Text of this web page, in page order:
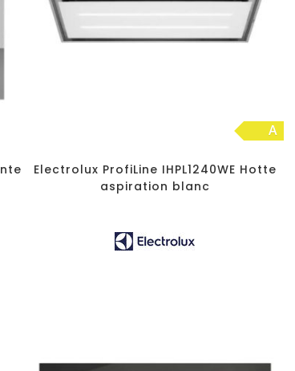
A
Electrolux ProfiLine IHPL1240WE Hotte
aspiration blanc